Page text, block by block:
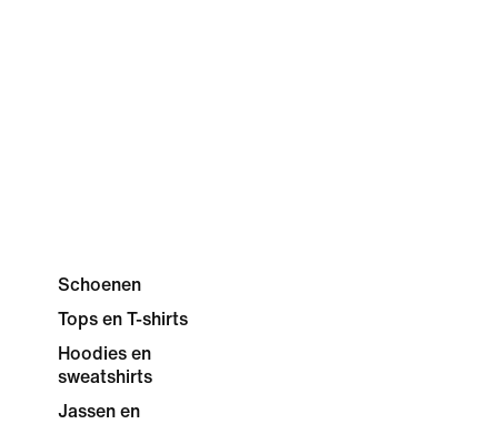
Schoenen
Tops en T-shirts
Hoodies en
sweatshirts
Jassen en